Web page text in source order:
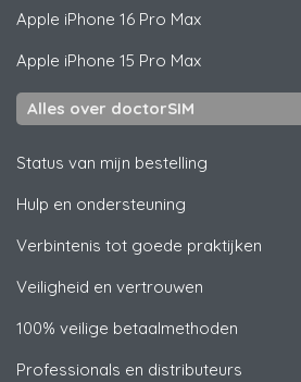
Apple iPhone 16 Pro Max
Apple iPhone 15 Pro Max
Alles over doctorSIM
Status van mijn bestelling
Hulp en ondersteuning
Verbintenis tot goede praktijken
Veiligheid en vertrouwen
100% veilige betaalmethoden
Professionals en distributeurs